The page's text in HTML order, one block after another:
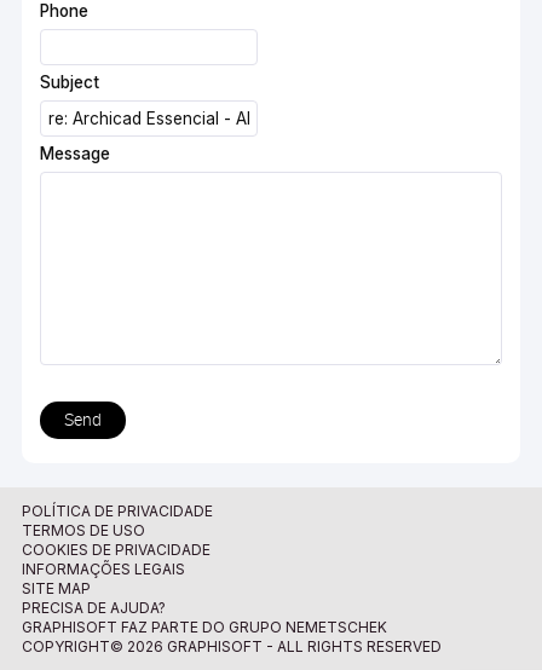
Phone
Subject
Message
Send
POLÍTICA DE PRIVACIDADE
TERMOS DE USO
COOKIES DE PRIVACIDADE
INFORMAÇÕES LEGAIS
SITE MAP
PRECISA DE AJUDA?
GRAPHISOFT FAZ PARTE DO GRUPO NEMETSCHEK
COPYRIGHT© 2026 GRAPHISOFT - ALL RIGHTS RESERVED